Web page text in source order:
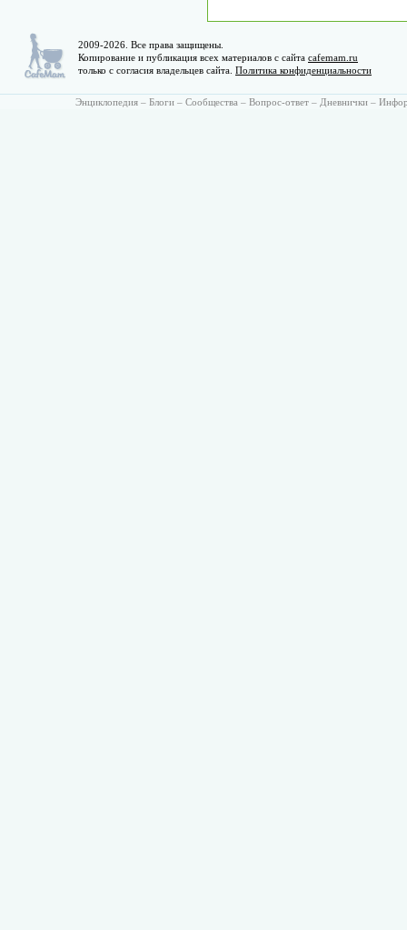
2009-2026. Все права защищены.
Копирование и публикация всех материалов с сайта cafemam.ru
только с согласия владельцев сайта. Политика конфиденциальности
Энциклопедия – Блоги – Сообщества – Вопрос-ответ – Дневнички –